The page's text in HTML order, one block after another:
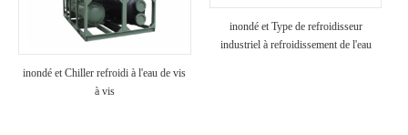
inondé et Chiller refroidi à l'eau de vis
à vis
inondé et Type de refroidisseur
industriel à refroidissement de l'eau